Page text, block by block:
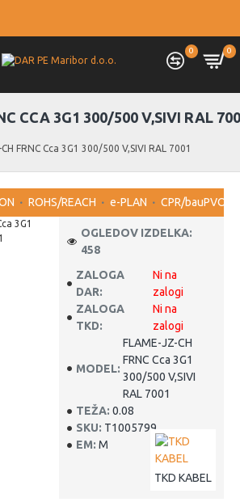
0 0
FRNC Cca 3G1 300/500 V,SIVI RAL 7001
CCA 3G1 300/500 V,SIVI RAL
ROHS/REACH e-PLAN CPR/bauPVO
ZALOGA
DAR:
Ni na
zalogi
ZALOGA
TKD:
Ni na
zalogi
MODEL:
FLAME-JZ-CH
FRNC Cca 3G1
300/500 V,SIVI
RAL 7001
TEŽA: 0.08
SKU: T1005799
EM: M
TKD KABEL
OGLEDOV IZDELKA:
458